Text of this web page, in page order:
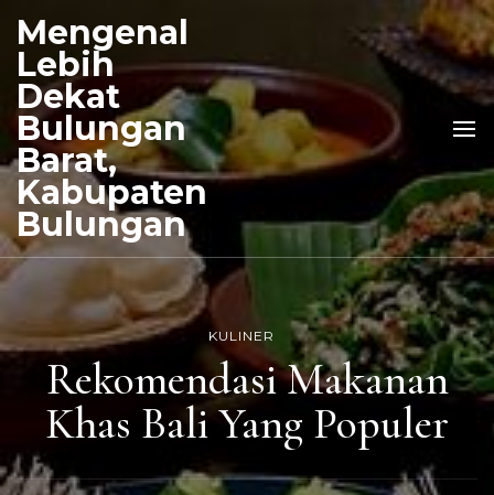
Mengenal
Lebih
Dekat
Bulungan
Barat,
Kabupaten
Bulungan
KULINER
Rekomendasi Makanan
Khas Bali Yang Populer